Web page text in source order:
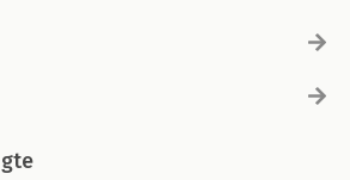
en zelfredzaamheid 645